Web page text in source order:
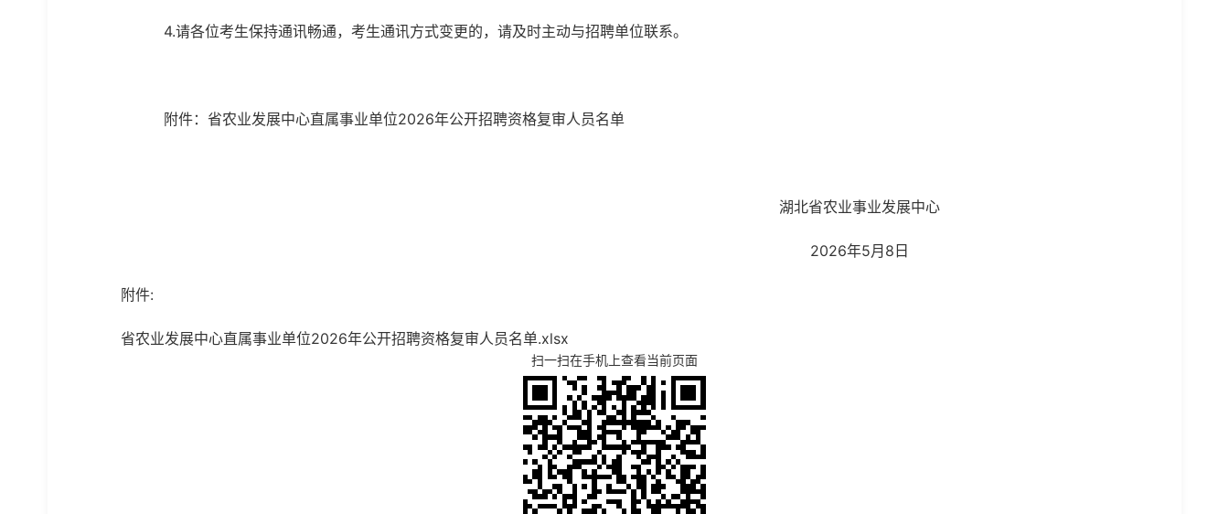
4.请各位考生保持通讯畅通，考生通讯方式变更的，请及时主动与招聘单位联系。
附件：省农业发展中心直属事业单位2026年公开招聘资格复审人员名单
湖北省农业事业发展中心
2026年5月8日
附件:
省农业发展中心直属事业单位2026年公开招聘资格复审人员名单.xlsx
扫一扫在手机上查看当前页面